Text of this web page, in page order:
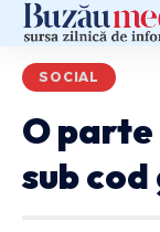
SOCIAL
O parte
sub